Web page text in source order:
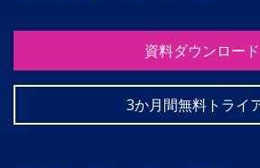
資料ダウンロード
3か月間無料トライ